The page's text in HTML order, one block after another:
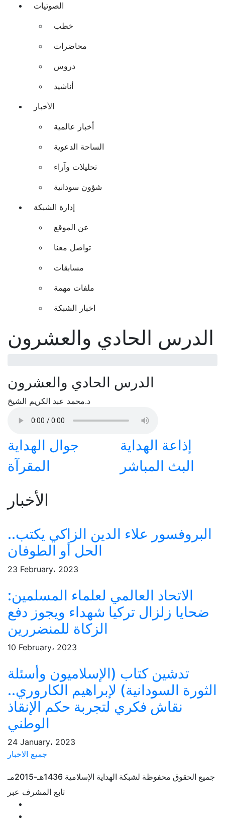
الصوتيات
خطب
محاضرات
دروس
أناشيد
الأخبار
أخبار عالمية
الساحة الدعوية
تحليلات وآراء
شؤون سودانية
إدارة الشبكة
عن الموقع
تواصل معنا
مسابقات
ملفات مهمة
اخبار الشبكة
الدرس الحادي والعشرون
الدرس الحادي والعشرون
د.محمد عبد الكريم الشيخ
جوال الهداية
إذاعة الهداية
المقرآة
البث المباشر
الأخبار
البروفسور علاء الدين الزاكي يكتب..
الحل أو الطوفان
23 February، 2023
الاتحاد العالمي لعلماء المسلمين:
ضحايا زلزال تركيا شهداء ويجوز دفع
الزكاة للمنضررين
10 February، 2023
تدشين كتاب (الإسلاميون وأسئلة
الثورة السودانية) لإبراهيم الكاروري..
نقاش فكري لتجربة حكم الإنقاذ
الوطني
24 January، 2023
جميع الاخبار
جميع الحقوق محفوظة لشبكة الهداية الإسلامية 1436هـ-2015مـ
تابع المشرف عبر